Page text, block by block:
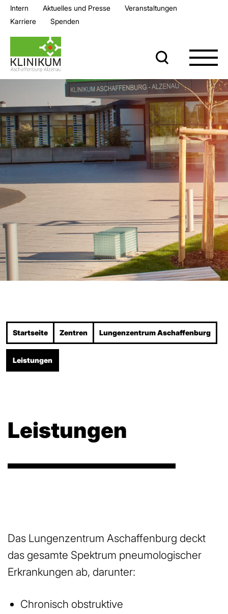
Intern Aktuelles und Presse
Veran­staltungen
Karriere
Spenden
Startseite Zentren Lungenzentrum Aschaffenburg
Leistungen
Leistungen
Das Lungenzentrum Aschaffenburg deckt
das gesamte Spektrum pneumologischer
Erkrankungen ab, darunter:
Chronisch obstruktive